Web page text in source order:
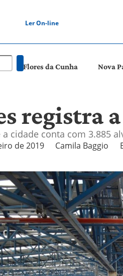
Ler On-line
Flores da Cunha Nova
registra
cidade conta com 3.885
de 2019 Camila Baggio